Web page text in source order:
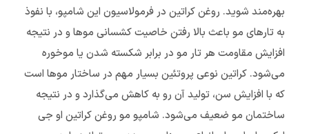
بهره‌مند شوید. روغن کراتین در فرمولاسیون این شامپو، با نفوذ
به تارهای مو باعث بالا رفتن خاصیت کشسانی موها و در نتیجه
افزایش مقاومت هر تار مو در برابر شکسته شدن یا موخوره
می‌شود. کراتین نوعی پروتئین بسیار مهم در ساختار موها است
که با افزایش سن، تولید آن رو به کاهش می‌گذارد و در نتیجه
ساختمان مو ضعیف می‌شود. شامپو مو روغن کراتین او جی